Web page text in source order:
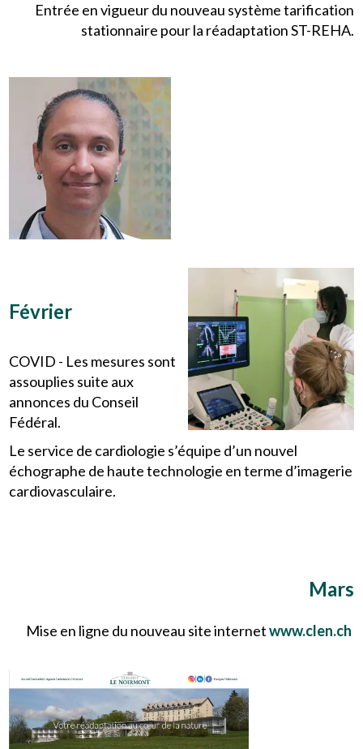
Entrée en vigueur du nouveau système tarification
stationnaire pour la réadaptation ST-REHA.
Février
COVID - Les mesures sont
assouplies suite aux
annonces du Conseil
Fédéral.
Le service de cardiologie s’équipe d’un nouvel
échographe de haute technologie en terme d’imagerie
cardiovasculaire.
Mars
Mise en ligne du nouveau site internetwww.clen.ch